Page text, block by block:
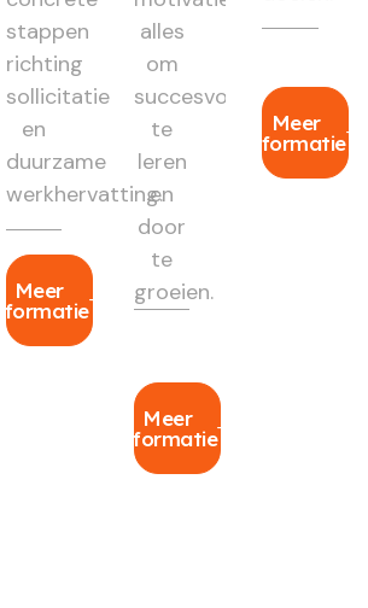
stappen
richting
sollicitatie
en
duurzame
werkhervatting.
Meer
informatie
alles
om
succesvol
te
leren
en
door
te
groeien.
Meer
informatie
Meer
informatie